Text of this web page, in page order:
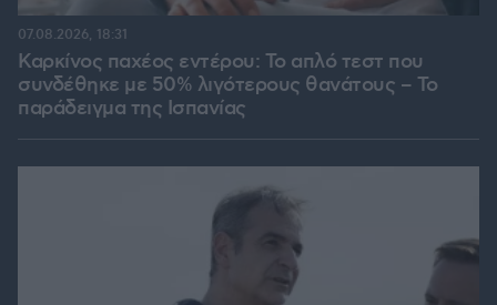
Καρκίνος παχέος εντέρου: Το απλό τεστ που
συνδέθηκε με 50% λιγότερους θανάτους – Το
παράδειγμα της Ισπανίας
07.08.2026, 18:31